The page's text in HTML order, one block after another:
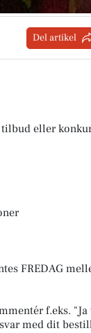
Del artikel
tilbud eller
FREDAG
f.eks. "Ja
med dit